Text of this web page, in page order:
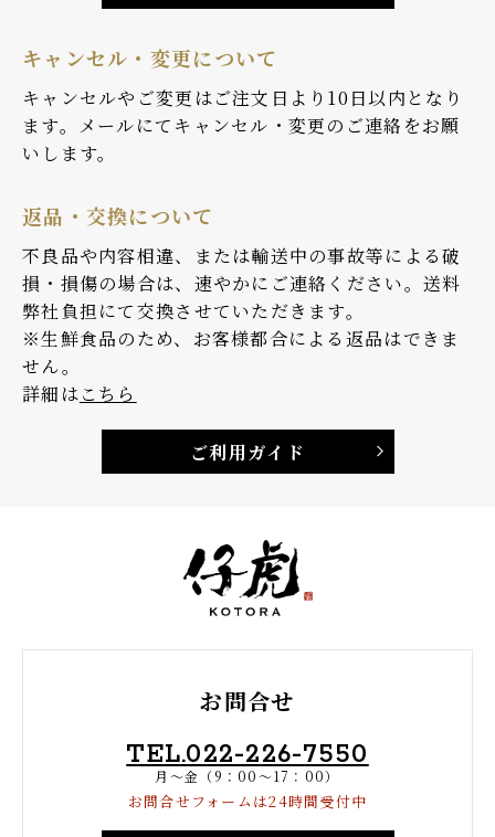
キャンセル・変更について
キャンセルやご変更はご注文日より10日以内となり
ます。メールにてキャンセル・変更のご連絡をお願
いします。
返品・交換について
不良品や内容相違、または輸送中の事故等による破
損・損傷の場合は、速やかにご連絡ください。送料
弊社負担にて交換させていただきます。
※生鮮食品のため、お客様都合による返品はできま
せん。
詳細はこちら
ご利用ガイド
お問合せ
TEL.022-226-7550
月〜金（9：00〜17：00）
お問合せフォームは24時間受付中